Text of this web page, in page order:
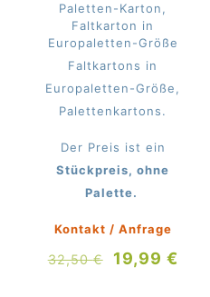
Paletten-Karton,
Faltkarton in
Europaletten-Größe
Faltkartons in
Europaletten-Größe,
Palettenkartons.
Der Preis ist ein
Stückpreis, ohne
Palette.
Kontakt / Anfrage
32,50€ 19,99 €